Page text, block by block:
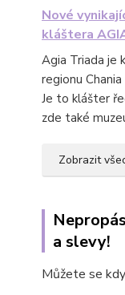
Nové
kláštera
Agia Triada je
regionu
Je to klášter
zde také
Zobrazit
a slevy!
Můžete se